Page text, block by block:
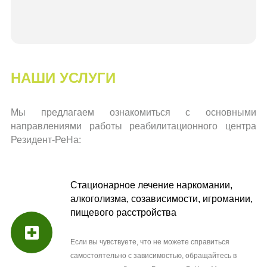
НАШИ УСЛУГИ
Мы предлагаем ознакомиться с основными
направлениями работы реабилитационного центра
Резидент-РеНа:
Стационарное лечение наркомании,
алкоголизма, созависимости, игромании,
пищевого расстройства
Если вы чувствуете, что не можете справиться
самостоятельно с зависимостью, обращайтесь в